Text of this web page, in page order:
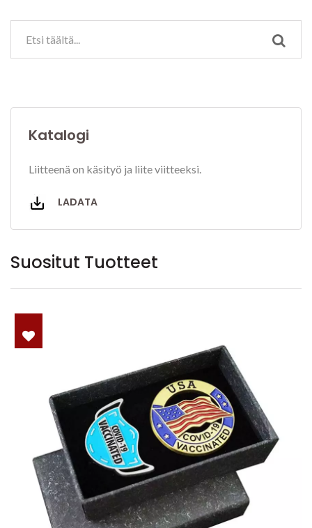
Katalogi
Liitteenä on käsityö ja liite viitteeksi.
LADATA
Suositut Tuotteet